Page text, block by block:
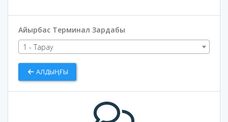
Айырбас Терминал Зардабы
1 - Тарау
АЛДЫҢҒЫ